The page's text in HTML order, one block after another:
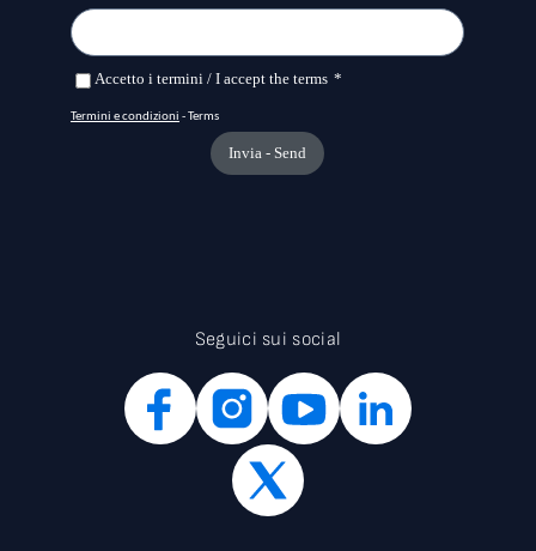
Seguici sui social